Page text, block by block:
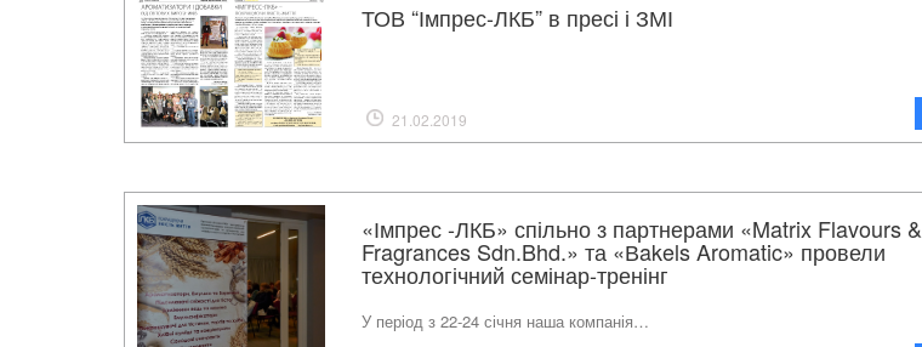
ТОВ “Імпрес-ЛКБ” в пресі і ЗМІ
21.02.2019
«Імпрес -ЛКБ» спільно з партнерами «Matrix Flavours &
Fragrances Sdn.Bhd.» та «Вakels Aromatic» провели
технологічний семінар-тренінг
У період з 22-24 січня наша компанія…